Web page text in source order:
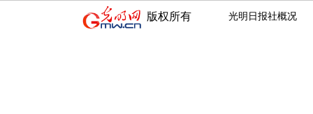
版权所有 光明日报社概况